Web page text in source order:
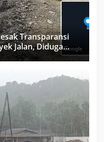
Transparansi
Jalan, Diduga